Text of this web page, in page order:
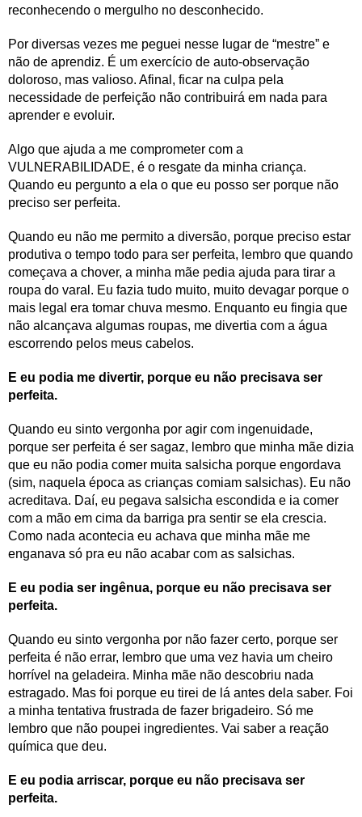
reconhecendo o mergulho no desconhecido.
Por diversas vezes me peguei nesse lugar de “mestre” e
não de aprendiz. É um exercício de auto-observação
doloroso, mas valioso. Afinal, ficar na culpa pela
necessidade de perfeição não contribuirá em nada para
aprender e evoluir.
Algo que ajuda a me comprometer com a
VULNERABILIDADE, é o resgate da minha criança.
Quando eu pergunto a ela o que eu posso ser porque não
preciso ser perfeita.
Quando eu não me permito a diversão, porque preciso estar
produtiva o tempo todo para ser perfeita, lembro que quando
começava a chover, a minha mãe pedia ajuda para tirar a
roupa do varal. Eu fazia tudo muito, muito devagar porque o
mais legal era tomar chuva mesmo. Enquanto eu fingia que
não alcançava algumas roupas, me divertia com a água
escorrendo pelos meus cabelos.
E eu podia me divertir, porque eu não precisava ser
perfeita.
Quando eu sinto vergonha por agir com ingenuidade,
porque ser perfeita é ser sagaz, lembro que minha mãe dizia
que eu não podia comer muita salsicha porque engordava
(sim, naquela época as crianças comiam salsichas). Eu não
acreditava. Daí, eu pegava salsicha escondida e ia comer
com a mão em cima da barriga pra sentir se ela crescia.
Como nada acontecia eu achava que minha mãe me
enganava só pra eu não acabar com as salsichas.
E eu podia ser ingênua, porque eu não precisava ser
perfeita.
Quando eu sinto vergonha por não fazer certo, porque ser
perfeita é não errar, lembro que uma vez havia um cheiro
horrível na geladeira. Minha mãe não descobriu nada
estragado. Mas foi porque eu tirei de lá antes dela saber. Foi
a minha tentativa frustrada de fazer brigadeiro. Só me
lembro que não poupei ingredientes. Vai saber a reação
química que deu.
E eu podia arriscar, porque eu não precisava ser
perfeita.